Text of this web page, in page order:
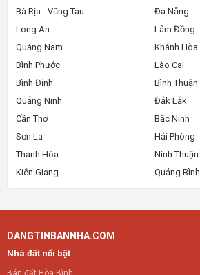
Bà Rịa - Vũng Tàu
Đà Nẵng
Long An
Lâm Đồng
Quảng Nam
Khánh Hòa
Bình Phước
Lào Cai
Bình Định
Bình Thuận
Quảng Ninh
Đắk Lắk
Cần Thơ
Bắc Ninh
Sơn La
Hải Phòng
Thanh Hóa
Ninh Thuận
Kiên Giang
Quảng Bình
DANGTINBANNHA.COM
Nhà đất nổi bật